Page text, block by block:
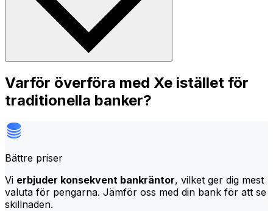
Varför överföra med Xe istället för
traditionella banker?
Bättre priser
Vi erbjuder konsekvent bankräntor, vilket ger dig mest
valuta för pengarna. Jämför oss med din bank för att se
skillnaden.